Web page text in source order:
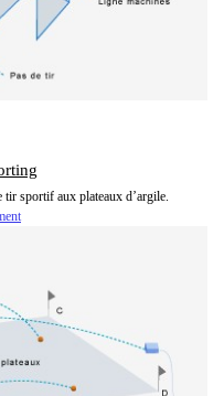
sportif aux plateaux d’argile.